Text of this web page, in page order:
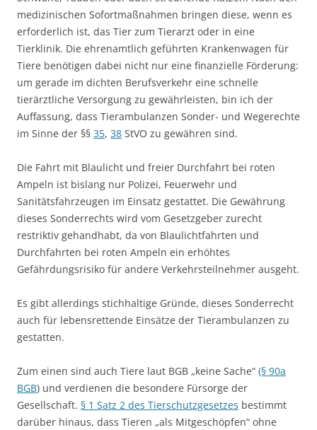
medizinischen Sofortmaßnahmen bringen diese, wenn es
erforderlich ist, das Tier zum Tierarzt oder in eine
Tierklinik. Die ehrenamtlich geführten Krankenwagen für
Tiere benötigen dabei nicht nur eine finanzielle Förderung:
um gerade im dichten Berufsverkehr eine schnelle
tierärztliche Versorgung zu gewährleisten, bin ich der
Auffassung, dass Tierambulanzen Sonder- und Wegerechte
im Sinne der §§ 35, 38 StVO zu gewähren sind.
Die Fahrt mit Blaulicht und freier Durchfahrt bei roten
Ampeln ist bislang nur Polizei, Feuerwehr und
Sanitätsfahrzeugen im Einsatz gestattet. Die Gewährung
dieses Sonderrechts wird vom Gesetzgeber zurecht
restriktiv gehandhabt, da von Blaulichtfahrten und
Durchfahrten bei roten Ampeln ein erhöhtes
Gefährdungsrisiko für andere Verkehrsteilnehmer ausgeht.
Es gibt allerdings stichhaltige Gründe, dieses Sonderrecht
auch für lebensrettende Einsätze der Tierambulanzen zu
gestatten.
Zum einen sind auch Tiere laut BGB „keine Sache“ (§ 90a
BGB) und verdienen die besondere Fürsorge der
Gesellschaft. § 1 Satz 2 des Tierschutzgesetzes bestimmt
darüber hinaus, dass Tieren „als Mitgeschöpfen“ ohne